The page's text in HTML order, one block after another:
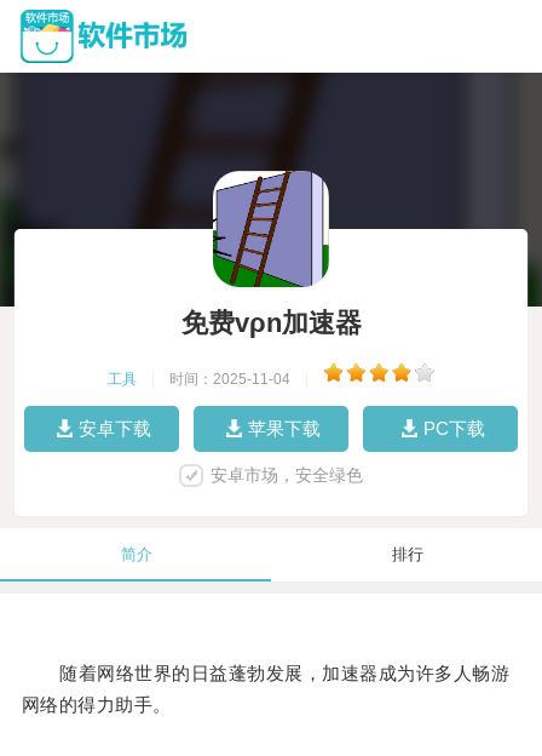
免费vρn加速器
工具 时间：2025-11-04
安卓下载 苹果下载 PC下载
安卓市场，安全绿色
简介 排行
随着网络世界的日益蓬勃发展，加速器成为许多人畅游
网络的得力助手。